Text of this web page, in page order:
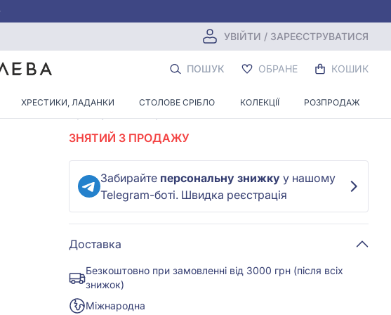
УВІЙТИ / ЗАРЕЄСТРУВАТИСЯ
ПОШУК ОБРАНЕ КОШИК
ХРЕСТИКИ, ЛАДАНКИ СТОЛОВЕ СРІБЛО КОЛЕКЦІЇ РОЗПРОДАЖ
Срiбна Підвіска з фіанітом
ЗНЯТИЙ З ПРОДАЖУ
Забирайте персональну знижку у нашому
Telegram-боті. Швидка реєстрація
Доставка
Безкоштовно при замовленні від 3000 грн (після всіх
знижок)
Міжнародна